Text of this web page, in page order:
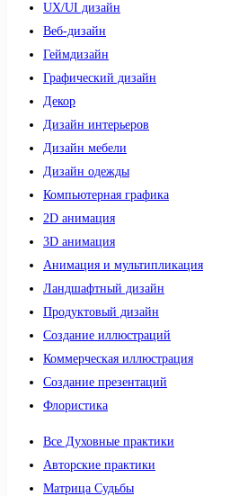
UX/UI дизайн
Веб-дизайн
Геймдизайн
Графический дизайн
Декор
Дизайн интерьеров
Дизайн мебели
Дизайн одежды
Компьютерная графика
2D анимация
3D анимация
Анимация и мультипликация
Ландшафтный дизайн
Продуктовый дизайн
Создание иллюстраций
Коммерческая иллюстрация
Создание презентаций
Флористика
Все Духовные практики
Авторские практики
Матрица Судьбы